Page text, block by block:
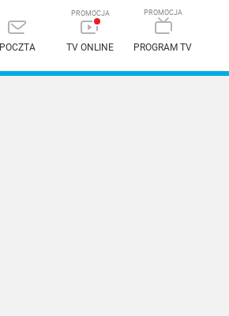
POCZTA TV ONLINE PROGRAM TV